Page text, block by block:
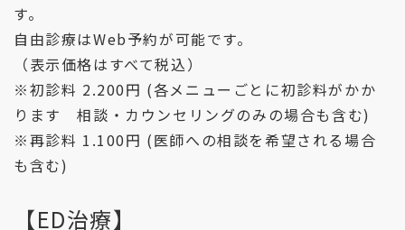
す。
自由診療はWeb予約が可能です。
（表示価格はすべて税込）
※初診料 2.200円 (各メニューごとに初診料がかか
ります 相談・カウンセリングのみの場合も含む)
※再診料 1.100円 (医師への相談を希望される場合
も含む)
【ED治療】